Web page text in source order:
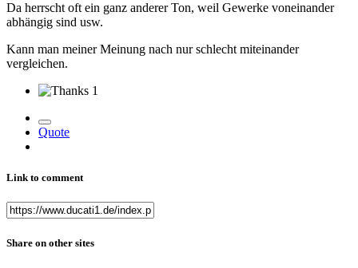
Da herrscht oft ein ganz anderer Ton, weil Gewerke voneinander
abhängig sind usw.
Kann man meiner Meinung nach nur schlecht miteinander
vergleichen.
1
Quote
Link to comment
Share on other sites